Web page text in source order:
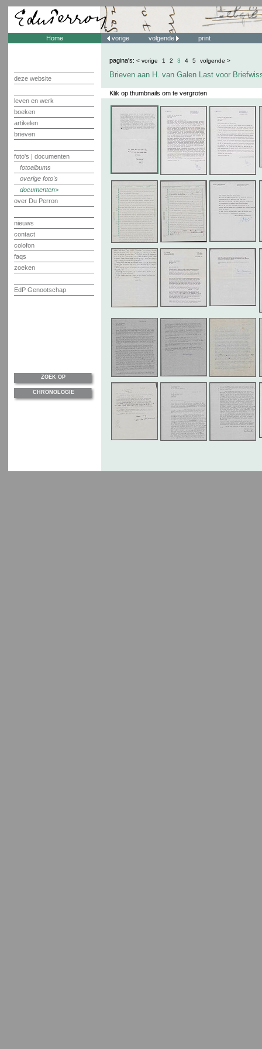
Home
deze website
leven en werk
boeken
artikelen
brieven
foto's | documenten
fotoalbums
overige foto's
documenten
over Du Perron
nieuws
contact
colofon
faqs
zoeken
EdP Genootschap
vorige volgende print
pagina's: < vorige 1 2 3 4 5 volgende >
Brieven aan H. van Galen Last voor
Klik op thumbnails om te vergroten
ZOEK OP
CHRONOLOGIE